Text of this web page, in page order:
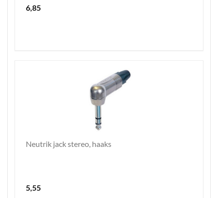
6,85
Neutrik jack stereo, haaks
5,55